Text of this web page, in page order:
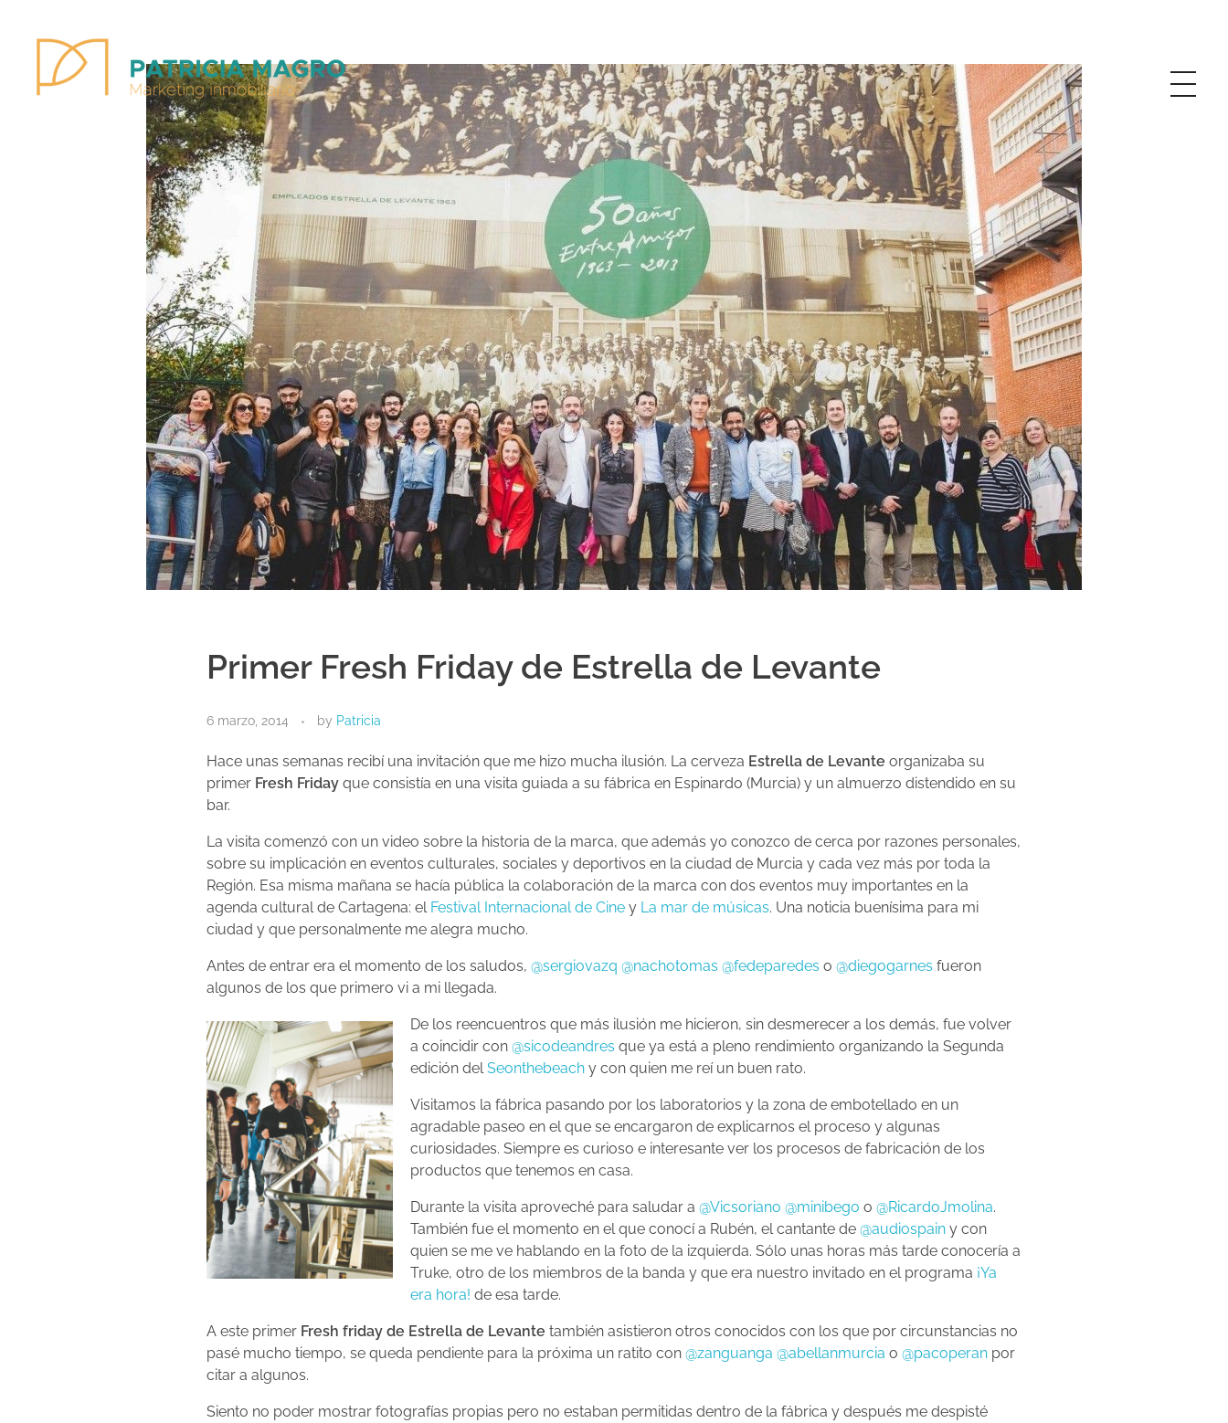
Primer Fresh Friday de Estrella de Levante
6 marzo, 2014 by Patricia
Hace unas semanas recibí una invitación que me hizo mucha ilusión. La cerveza Estrella de Levante organizaba su
primer Fresh Friday que consistía en una visita guiada a su fábrica en Espinardo (Murcia) y un almuerzo distendido en su
bar.
La visita comenzó con un video sobre la historia de la marca, que además yo conozco de cerca por razones personales,
sobre su implicación en eventos culturales, sociales y deportivos en la ciudad de Murcia y cada vez más por toda la
Región. Esa misma mañana se hacía pública la colaboración de la marca con dos eventos muy importantes en la
agenda cultural de Cartagena: el Festival Internacional de Cine y La mar de músicas. Una noticia buenísima para mi
ciudad y que personalmente me alegra mucho.
Antes de entrar era el momento de los saludos,@sergiovazq @nachotomas @fedeparedes o@diegogarnes fueron
algunos de los que primero vi a mi llegada.
De los reencuentros que más ilusión me hicieron, sin desmerecer a los demás, fue volver
a coincidir con@sicodeandres que ya está a pleno rendimiento organizando la Segunda
edición delSeonthebeachy con quien me reí un buen rato.
Visitamos la fábrica pasando por los laboratorios y la zona de embotellado en un
agradable paseo en el que se encargaron de explicarnos el proceso y algunas
curiosidades. Siempre es curioso e interesante ver los procesos de fabricación de los
productos que tenemos en casa.
Durante la visita aproveché para saludar a@Vicsoriano @minibego o@RicardoJmolina.
También fue el momento en el que conocí a Rubén, el cantante de@audiospain y con
quien se me ve hablando en la foto de la izquierda. Sólo unas horas más tarde conocería a
Truke, otro de los miembros de la banda y que era nuestro invitado en el programa ¡Ya
era hora! de esa tarde.
A este primer Fresh friday de Estrella de Levante también asistieron otros conocidos con los que por circunstancias no
pasé mucho tiempo, se queda pendiente para la próxima un ratito con@zanguanga @abellanmurciao@pacoperan por
citar a algunos.
Siento no poder mostrar fotografías propias pero no estaban permitidas dentro de la fábrica y después me despisté